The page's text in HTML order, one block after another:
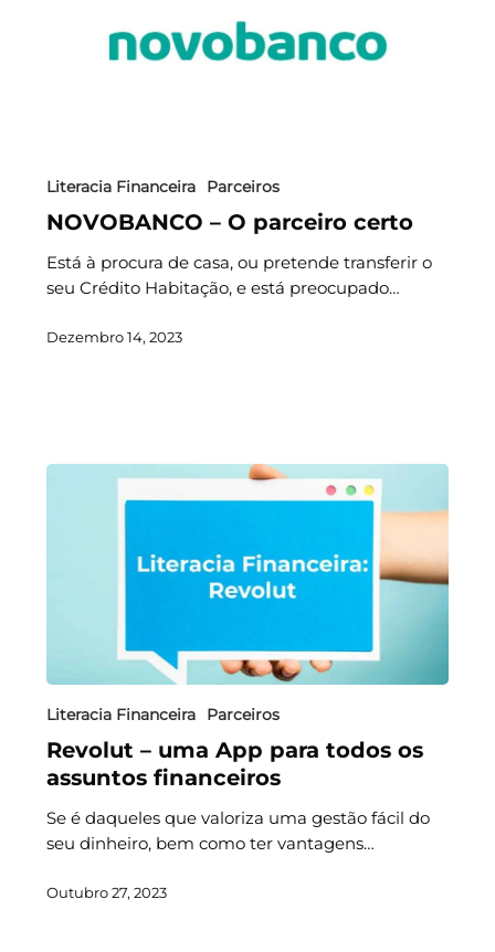
Literacia Financeira Parceiros
NOVOBANCO – O parceiro certo
Está à procura de casa, ou pretende transferir o
seu Crédito Habitação, e está preocupado…
Dezembro 14, 2023
Literacia Financeira Parceiros
Revolut – uma App para todos os
assuntos financeiros
Se é daqueles que valoriza uma gestão fácil do
seu dinheiro, bem como ter vantagens…
Outubro 27, 2023